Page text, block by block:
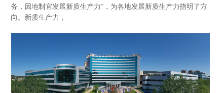
务，因地制宜发展新质生产力”，为各地发展新质生产力指明了方
向。新质生产力，